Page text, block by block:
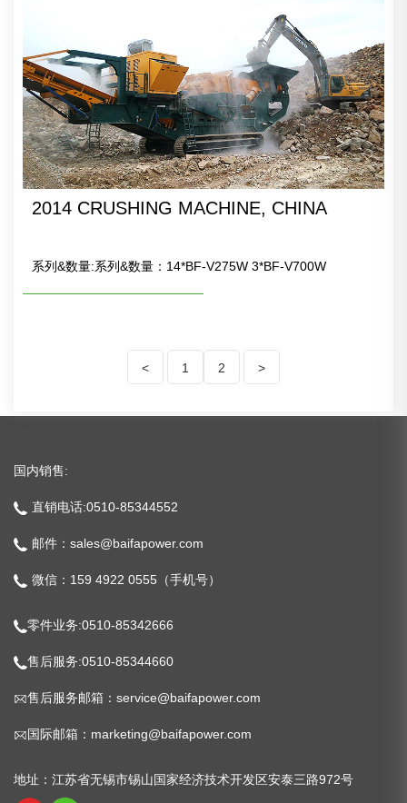
2014 CRUSHING MACHINE, CHINA
系列&数量:系列&数量：14*BF-V275W 3*BF-V700W
< 1 2 >
国内销售:
直销电话:0510-85344552
邮件：sales@baifapower.com
微信：159 4922 0555（手机号）
零件业务:0510-85342666
售后服务:0510-85344660
售后服务邮箱：service@baifapower.com
国际邮箱：marketing@baifapower.com
地址：江苏省无锡市锡山国家经济技术开发区安泰三路972号